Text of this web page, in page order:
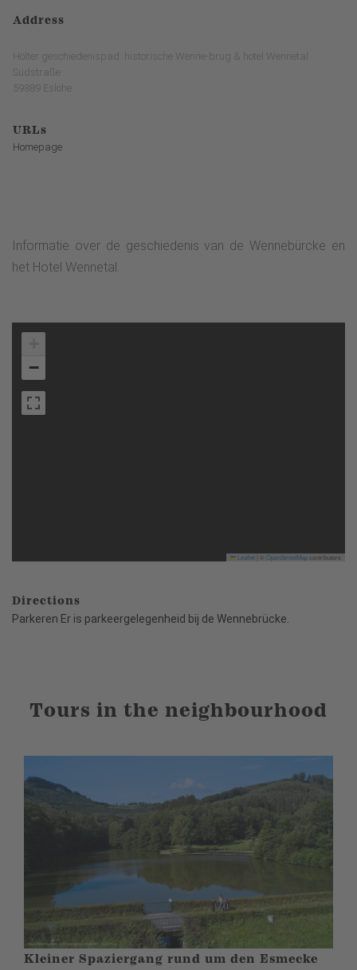
Address
Hölter geschiedenispad: historische Wenne-brug & hotel Wennetal
Südstraße
59889 Eslohe
URLs
Homepage
Informatie over de geschiedenis van de Wennebürcke en
het Hotel Wennetal.
−
Leaflet OpenStreetMapcontributors
Directions
Parkeren Er is parkeergelegenheid bij de Wennebrücke.
Tours in the neighbourhood
Kleiner Spaziergang rund um den Esmecke